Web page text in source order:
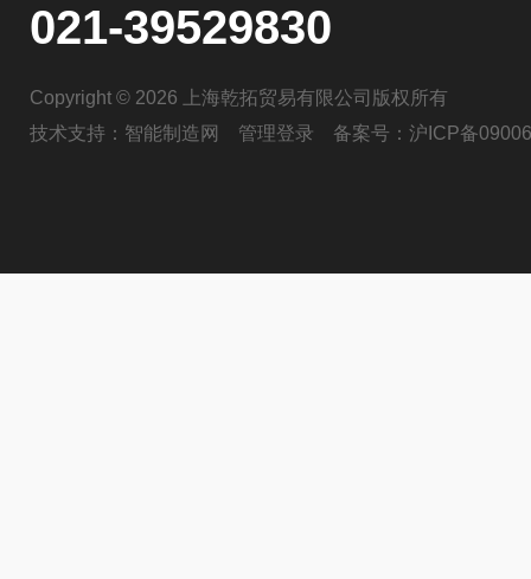
021-39529830
Copyright © 2026 上海乾拓贸易有限公司版权所有
技术支持： 智能制造网 管理登录 备案号： 沪ICP备